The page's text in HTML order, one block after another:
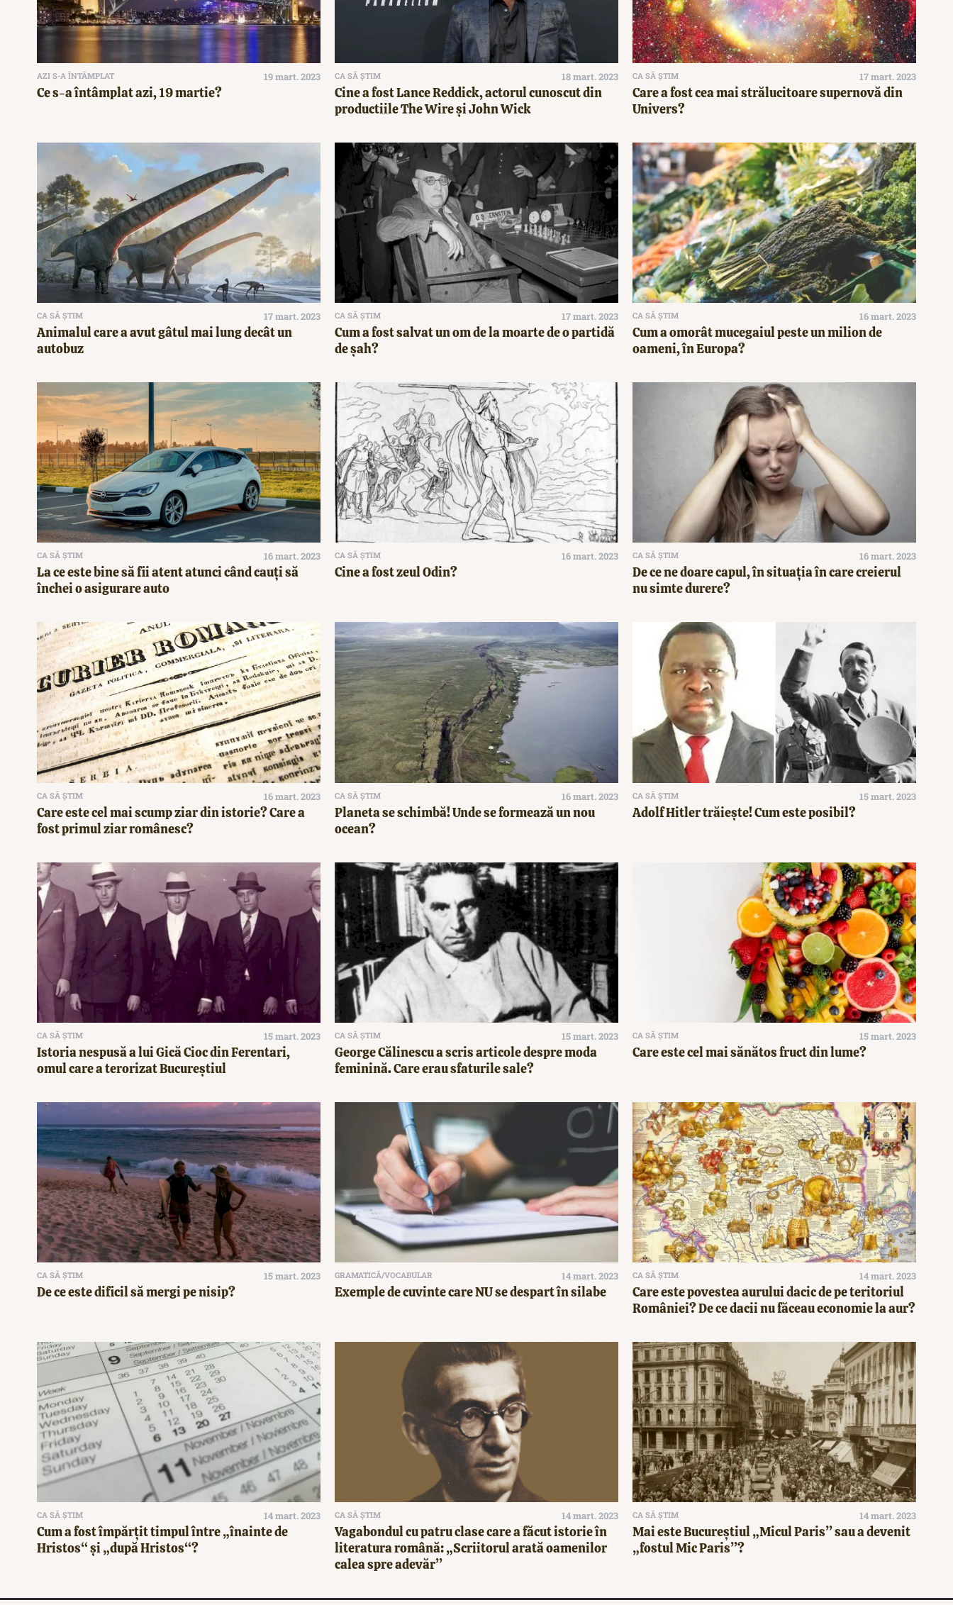
AZI S-A ÎNTÂMPLAT 19 mart. 2023
Ce s-a întâmplat azi, 19 martie?
CA SĂ ȘTIM 18 mart. 2023
Cine a fost Lance Reddick, actorul cunoscut din
productiile The Wire și John Wick
CA SĂ ȘTIM 17 mart. 2023
Care a fost cea mai strălucitoare supernovă din
Univers?
CA SĂ ȘTIM 17 mart. 2023
Animalul care a avut gâtul mai lung decât un
autobuz
CA SĂ ȘTIM 17 mart. 2023
Cum a fost salvat un om de la moarte de o partidă
de șah?
CA SĂ ȘTIM 16 mart. 2023
Cum a omorât mucegaiul peste un milion de
oameni, în Europa?
CA SĂ ȘTIM 16 mart. 2023
La ce este bine să fii atent atunci când cauți să
închei o asigurare auto
CA SĂ ȘTIM 16 mart. 2023
Cine a fost zeul Odin?
CA SĂ ȘTIM 16 mart. 2023
De ce ne doare capul, în situația în care creierul
nu simte durere?
CA SĂ ȘTIM 16 mart. 2023
Care este cel mai scump ziar din istorie? Care a
fost primul ziar românesc?
CA SĂ ȘTIM 16 mart. 2023
Planeta se schimbă! Unde se formează un nou
ocean?
CA SĂ ȘTIM 15 mart. 2023
Adolf Hitler trăiește! Cum este posibil?
CA SĂ ȘTIM 15 mart. 2023
Istoria nespusă a lui Gică Cioc din Ferentari,
omul care a terorizat Bucureștiul
CA SĂ ȘTIM 15 mart. 2023
George Călinescu a scris articole despre moda
feminină. Care erau sfaturile sale?
CA SĂ ȘTIM 15 mart. 2023
Care este cel mai sănătos fruct din lume?
CA SĂ ȘTIM 15 mart. 2023
De ce este dificil să mergi pe nisip?
GRAMATICĂ/VOCABULAR 14 mart. 2023
Exemple de cuvinte care NU se despart în silabe
CA SĂ ȘTIM 14 mart. 2023
Care este povestea aurului dacic de pe teritoriul
României? De ce dacii nu făceau economie la aur?
CA SĂ ȘTIM 14 mart. 2023
Cum a fost împărțit timpul între „înainte de
Hristos“ şi „după Hristos“?
CA SĂ ȘTIM 14 mart. 2023
Vagabondul cu patru clase care a făcut istorie în
literatura română: „Scriitorul arată oamenilor
calea spre adevăr”
CA SĂ ȘTIM 14 mart. 2023
Mai este Bucureștiul „Micul Paris” sau a devenit
„fostul Mic Paris”?